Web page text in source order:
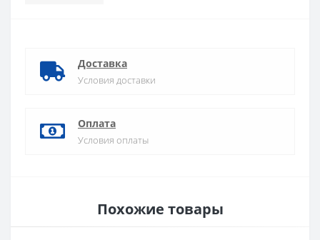
Доставка
Условия доставки
Оплата
Условия оплаты
Похожие товары